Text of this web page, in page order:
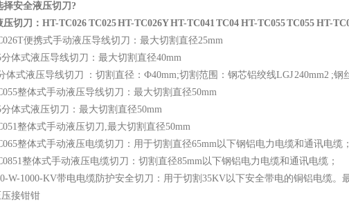
择安全液压切刀?
切刀： HT-TC026 TC025 HT-TC026Y HT-TC041 TC04 HT-TC055 TC055 HT-
便携式手动液压导线切刀：最大切割直径25mm
分体式液压导线切刀：最大切割直径40mm
体式液压导线切刀 ：切割直径：Ф40mm;切割范围：钢芯铝绞线LGJ 240mm2 ;钢
整体式手动液压导线切刀：最大切割直径50mm
分体式液压切刀：最大切割直径50mm
整体式手动液压切刀 ,最大切割直径50mm
整体式手动液压电缆切刀：用于切割直径65mm以下钢铝电力电缆和通讯电缆；
整体式手动液压电缆切刀：切割直径85mm以下钢铝电力电缆和通讯电缆；
W-1000-KV带电电缆防护安全切刀：用于切割 35KV以下安全带电的铜铝电缆。
接钳钳